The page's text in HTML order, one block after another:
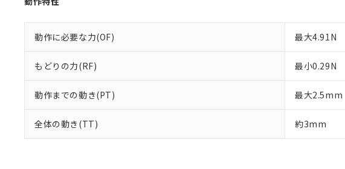
動作に必要な力(OF) 最大4.91N
もどりの力(RF) 最小0.29N
動作までの動き(PT) 最大2.5mm
全体の動き(TT) 約3mm